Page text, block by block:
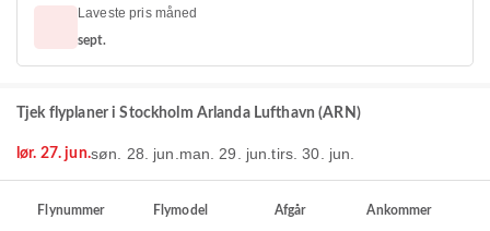
Laveste pris måned
sept.
Tjek flyplaner i Stockholm Arlanda Lufthavn (ARN)
lør. 27. jun.søn. 28. jun. man. 29. jun.tirs. 30. jun.
Flynummer Flymodel Afgår Ankommer